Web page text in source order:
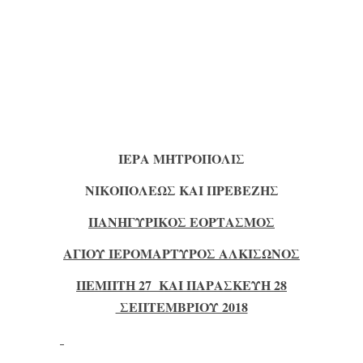
ΙΕΡΑ ΜΗΤΡΟΠΟΛΙΣ
ΝΙΚΟΠΟΛΕΩΣ ΚΑΙ ΠΡΕΒΕΖΗΣ
ΠΑΝΗΓΥΡΙΚΟΣ ΕΟΡΤΑΣΜΟΣ
ΑΓΙΟΥ ΙΕΡΟΜΑΡΤΥΡΟΣ ΑΛΚΙΣΩΝΟΣ
ΠΕΜΠΤΗ 27 ΚΑΙ ΠΑΡΑΣΚΕΥΗ 28
ΣΕΠΤΕΜΒΡΙΟΥ 2018